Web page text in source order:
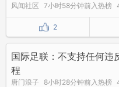
风闻社区 7小时58分钟前入热榜
2
国际足联：不支持任何违
程
唐门浪子 8小时28分钟前入热榜